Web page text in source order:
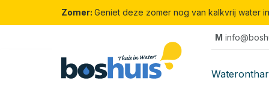
Zomer: Geniet deze zomer nog van kalkvrij water
M